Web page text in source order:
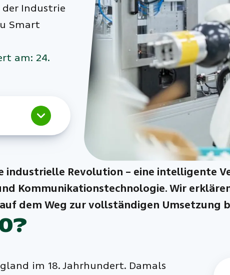
Industrie
Smart
am: 24.
Revolution – eine intelligente
Kommunikationstechnologie. Wir
dem Weg zur vollständigen Umsetzung
im 18. Jahrhundert. Damals